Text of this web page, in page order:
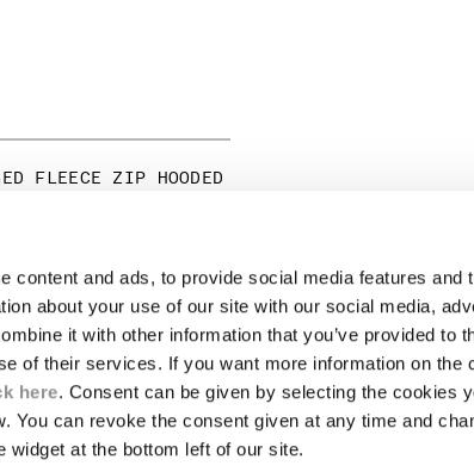
content and ads, to provide social media features and
about your use of our site with our social media,
it with other information that you’ve provided to
of their services. If you want more information on the
here. Consent can be given by selecting the cookies
You can revoke the consent given at any time and
widget at the bottom left of our site.
FLEECE ZIP HOODED
NOTE LEGALI
SPEDIZIONI
CONDIZIONI DI VENDITA
RESI
PAGAMENTI E SICUREZZA
CONDIZIONI D'USO